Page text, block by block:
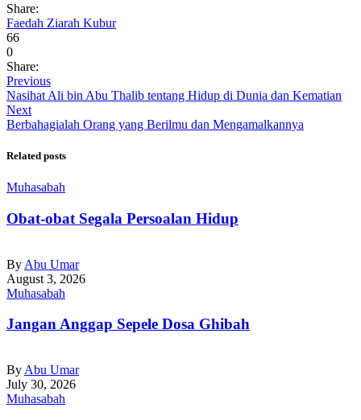
Share:
Faedah Ziarah Kubur
66
0
Share:
Previous
Nasihat Ali bin Abu Thalib tentang Hidup di Dunia dan Kematian
Next
Berbahagialah Orang yang Berilmu dan Mengamalkannya
Related posts
Muhasabah
Obat-obat Segala Persoalan Hidup
By Abu Umar
August 3, 2026
Muhasabah
Jangan Anggap Sepele Dosa Ghibah
By Abu Umar
July 30, 2026
Muhasabah